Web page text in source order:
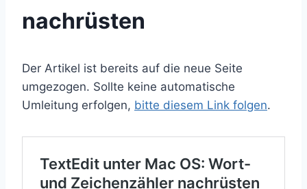
nachrüsten
Der Artikel ist bereits auf die neue Seite
umgezogen. Sollte keine automatische
Umleitung erfolgen, bitte diesem Link folgen.